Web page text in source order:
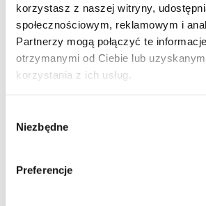
korzystasz z naszej witryny,
społecznościowym, reklamowym i
Partnerzy mogą połączyć te
otrzymanymi od Ciebie lub
korzystania z ich usług.
zgody
Niezbędne
Preferencje
viGO! Organic Sugarcane Plates
Square 20x20cm 6 pieces
6.99 złgross
- +